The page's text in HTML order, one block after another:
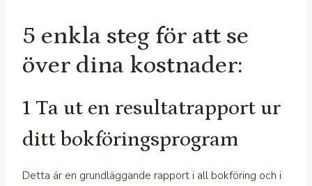
5 enkla steg för att se
över dina kostnader:
1 Ta ut en resultatrapport ur
ditt bokföringsprogram
Detta är en grundläggande rapport i all bokföring och i